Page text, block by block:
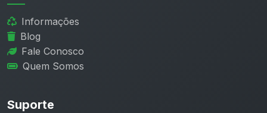
Informações
Blog
Fale Conosco
Quem Somos
Suporte